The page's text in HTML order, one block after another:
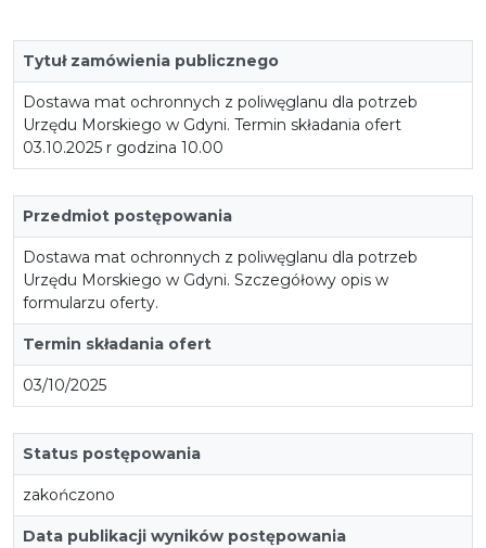
Tytuł zamówienia publicznego
Dostawa mat ochronnych z poliwęglanu dla potrzeb
Urzędu Morskiego w Gdyni. Termin składania ofert
03.10.2025 r godzina 10.00
Przedmiot postępowania
Dostawa mat ochronnych z poliwęglanu dla potrzeb
Urzędu Morskiego w Gdyni. Szczegółowy opis w
formularzu oferty.
Termin składania ofert
03/10/2025
Status postępowania
zakończono
Data publikacji wyników postępowania